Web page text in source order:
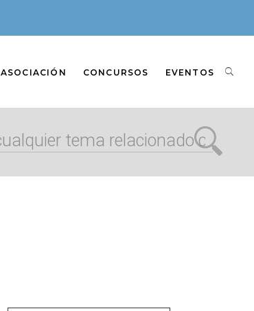
ASOCIACIÓN CONCURSOS EVENTOS